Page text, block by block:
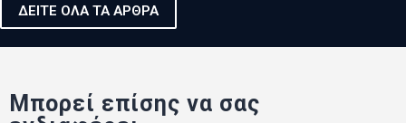
ΔΕΙΤΕ ΟΛΑ ΤΑ ΑΡΘΡΑ
Μπορεί επίσης να σας